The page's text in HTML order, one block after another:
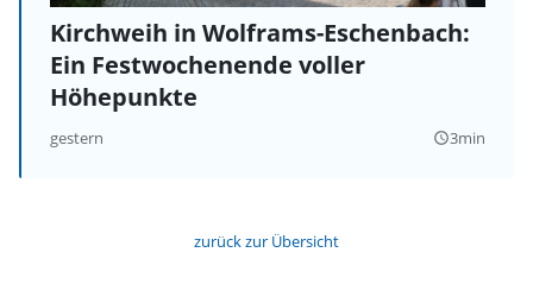
Kirchweih in Wolframs-Eschenbach:
Ein Festwochenende voller
Höhepunkte
gestern query_builder3min
zurück zur Übersicht